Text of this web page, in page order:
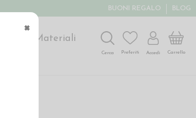
×
BUONI REGALO BLOG
Materiali
Cerca Preferiti Accedi Carrello